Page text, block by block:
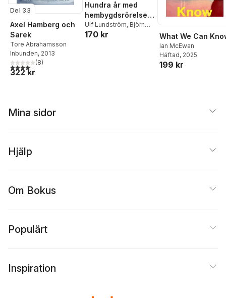
Del 33
Axel Hamberg och
Sarek
Tore Abrahamsson
Inbunden, 2013
4,1utav 5 stjärnor. Totalt antal röster:
(8)
322 kr
Hundra år med
hembygdsrörelsen
i Västerbotten
1919–2019
Ulf Lundström, Björn
Eriksson
170 kr What We Can
Ian McEwan
Häftad, 2025
199 kr
Mina sidor
Hjälp
Om Bokus
Populärt
Inspiration